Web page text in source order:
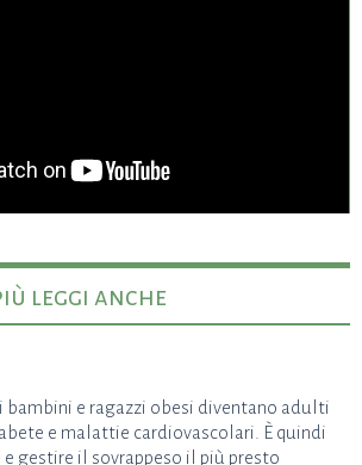
leggi anche
bambini e ragazzi obesi diventano adulti
e malattie cardiovascolari. È quindi
e gestire il sovrappeso il più presto